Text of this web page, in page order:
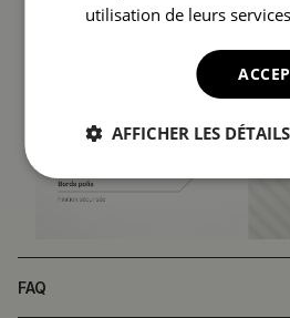
FAQ
utilisation de leurs
AFFICHER LES DÉTAILS